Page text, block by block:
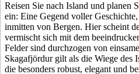
Reisen Sie nach Island und planen
ein: Eine Gegend voller
inmitten von Bergen. Hier scheint
vermischt sich mit dem
Felder sind durchzogen von
Skagafjördur gilt als die Wiege des
die besonders robust, elegant und